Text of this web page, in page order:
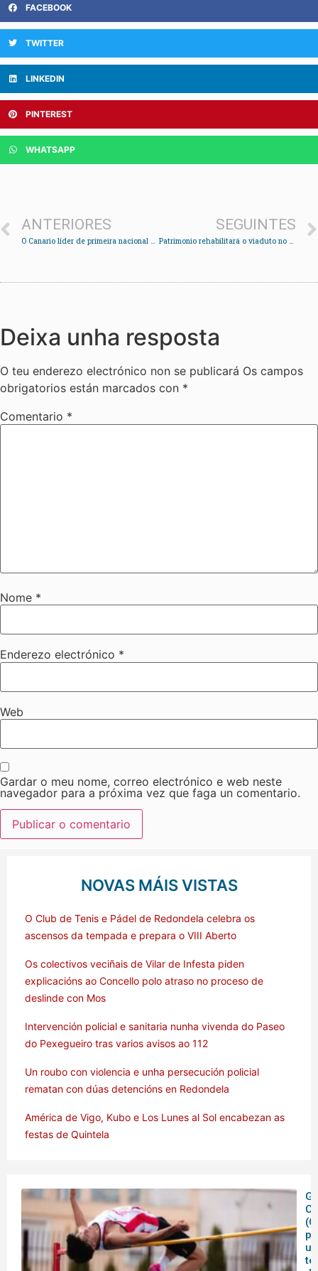
FACEBOOK
TWITTER
LINKEDIN
PINTEREST
WHATSAPP
ANTERIORES
O Canario líder de primeira nacional masculina logo da vitoria do fin de semana ante o Calvo Xiria
SEGUINTES
Patrimonio rehabilitará o viaduto no 2010
Deixa unha resposta
O teu enderezo electrónico non se publicará Os campos
obrigatorios están marcados con *
Comentario *
Nome *
Enderezo electrónico *
Web
Gardar o meu nome, correo electrónico e web neste
navegador para a próxima vez que faga un comentario.
NOVAS MÁIS VISTAS
O Club de Tenis e Pádel de Redondela celebra os
ascensos da tempada e prepara o VIII Aberto
Os colectivos veciñais de Vilar de Infesta piden
explicacións ao Concello polo atraso no proceso de
deslinde con Mos
Intervención policial e sanitaria nunha vivenda do Paseo
do Pexegueiro tras varios avisos ao 112
Un roubo con violencia e unha persecución policial
rematan con dúas detencións en Redondela
América de Vigo, Kubo e Los Lunes al Sol encabezan as
festas de Quintela